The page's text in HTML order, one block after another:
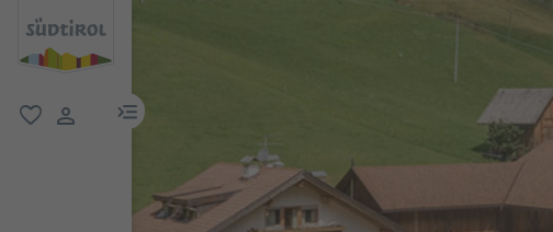
menu link